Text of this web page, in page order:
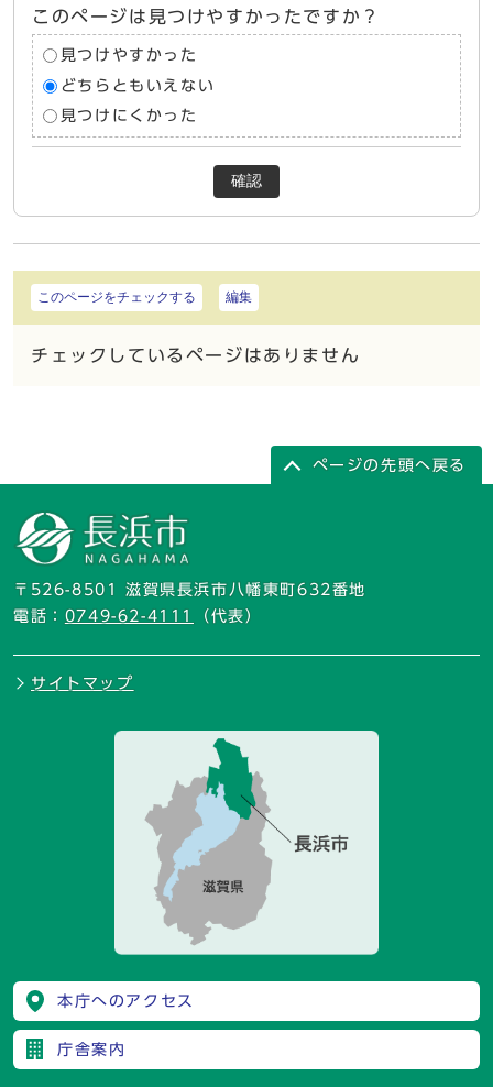
このページは見つけやすかったですか？
見つけやすかった
どちらともいえない
見つけにくかった
確認
このページをチェックする 編集
チェックしているページはありません
ページの先頭へ戻る
〒526-8501 滋賀県長浜市八幡東町632番地
電話： 0749-62-4111 （代表）
サイトマップ
本庁へのアクセス
庁舎案内